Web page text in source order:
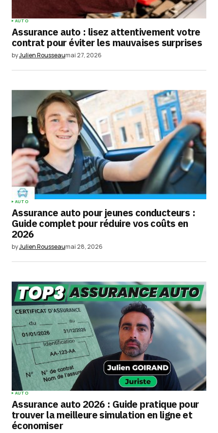
Your E-mail*
site dans le navigateur pour mon prochain
Submit Comment
AUTO
Assurance auto : lisez attentivement votre
contrat pour éviter les mauvaises surprises
byJulien Rousseaumai 27, 2026
AUTO
Assurance auto pour jeunes conducteurs :
Guide complet pour réduire vos coûts en
2026
byJulien Rousseaumai 28, 2026
AUTO
Assurance auto 2026 : Guide pratique pour
trouver la meilleure simulation en ligne et
économiser